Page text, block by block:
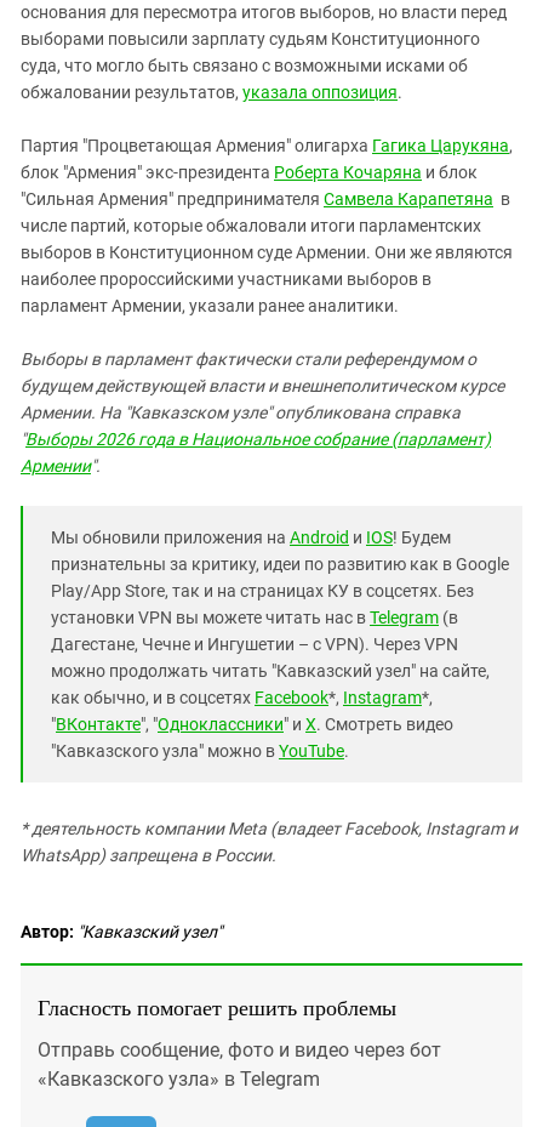
основания для пересмотра итогов выборов, но власти перед
выборами повысили зарплату судьям Конституционного
суда, что могло быть связано с возможными исками об
обжаловании результатов, указала оппозиция.
Партия "Процветающая Армения" олигарха Гагика Царукяна,
блок "Армения" экс-президента Роберта Кочаряна и блок
"Сильная Армения" предпринимателя Самвела Карапетяна в
числе партий, которые обжаловали итоги парламентских
выборов в Конституционном суде Армении. Они же являются
наиболее пророссийскими участниками выборов в
парламент Армении, указали ранее аналитики.
Выборы в парламент фактически стали референдумом о
будущем действующей власти и внешнеполитическом курсе
Армении. На "Кавказском узле" опубликована справка
"Выборы 2026 года в Национальное собрание (парламент)
Армении".
Мы обновили приложения на Android и IOS! Будем
признательны за критику, идеи по развитию как в Google
Play/App Store, так и на страницах КУ в соцсетях. Без
установки VPN вы можете читать нас вTelegram (в
Дагестане, Чечне и Ингушетии – с VPN). Через VPN
можно продолжать читать "Кавказский узел" на сайте,
как обычно, и в соцсетях Facebook*, Instagram*,
"ВКонтакте", "Одноклассники" и X. Смотреть видео
"Кавказского узла" можно вYouTube.
* деятельность компании Meta (владеет Facebook, Instagram и
WhatsApp) запрещена в России.
Автор: "Кавказский узел"
Гласность помогает решить проблемы
Отправь сообщение, фото и видео через бот
«Кавказского узла» в Telegram